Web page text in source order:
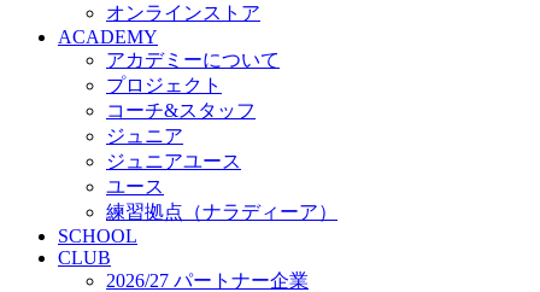
応援プロジェクト
オンラインストア
ACADEMY
アカデミーについて
プロジェクト
コーチ&スタッフ
ジュニア
ジュニアユース
ユース
練習拠点（ナラディーア）
SCHOOL
CLUB
2026/27 パートナー企業